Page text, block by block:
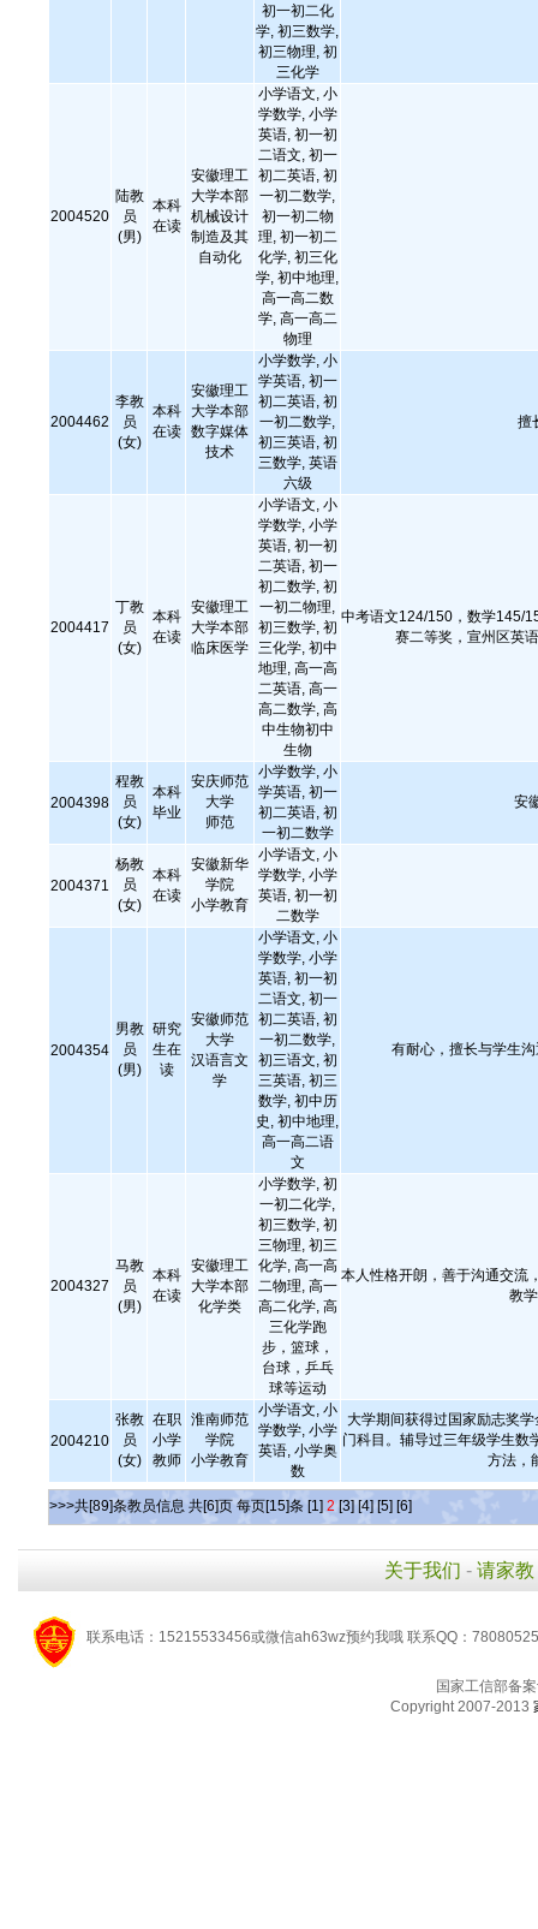
初一初二化
学, 初三数学,
初三物理, 初
三化学
2004520
陆教
员
(男)
本科
在读
安徽理工
大学本部
机械设计
制造及其
自动化
小学语文, 小
学数学, 小学
英语, 初一初
二语文, 初一
初二英语, 初
一初二数学,
初一初二物
理, 初一初二
化学, 初三化
学, 初中地理,
高一高二数
学, 高一高二
物理
2004462
李教
员
(女)
本科
在读
安徽理工
大学本部
数字媒体
技术
小学数学, 小
学英语, 初一
初二英语, 初
一初二数学,
初三英语, 初
三数学, 英语
六级
擅
2004417
丁教
员
(女)
本科
在读
安徽理工
大学本部
临床医学
小学语文, 小
学数学, 小学
英语, 初一初
二英语, 初一
初二数学, 初
一初二物理,
初三数学, 初
三化学, 初中
地理, 高一高
二英语, 高一
高二数学, 高
中生物初中
生物
中考语文124/150，数学145/
赛二等奖，宣州区英
2004398
程教
员
(女)
本科
毕业
安庆师范
大学
师范
小学数学, 小
学英语, 初一
初二英语, 初
一初二数学
安
2004371
杨教
员
(女)
本科
在读
安徽新华
学院
小学教育
小学语文, 小
学数学, 小学
英语, 初一初
二数学
2004354
男教
员
(男)
研究
生在
读
安徽师范
大学
汉语言文
学
小学语文, 小
学数学, 小学
英语, 初一初
二语文, 初一
初二英语, 初
一初二数学,
初三语文, 初
三英语, 初三
数学, 初中历
史, 初中地理,
高一高二语
文
有耐心，擅长与学生
2004327
马教
员
(男)
本科
在读
安徽理工
大学本部
化学类
小学数学, 初
一初二化学,
初三数学, 初
三物理, 初三
化学, 高一高
二物理, 高一
高二化学, 高
三化学跑
步，篮球，
台球，乒乓
球等运动
本人性格开朗，善于沟通交流
教
2004210
张教
员
(女)
在职
小学
教师
淮南师范
学院
小学教育
小学语文, 小
学数学, 小学
英语, 小学奥
数
大学期间获得过国家励志奖
门科目。辅导过三年级学生数
方法，
>>>共[89]条教员信息 共[6]页 每页[15]条 [1] 2 [3] [4] [5] [6]
关于我们 - 请家教
联系电话：15215533456或微信ah63wz预约我哦 联系QQ：
国家工信部备
Copyright 2007-2013